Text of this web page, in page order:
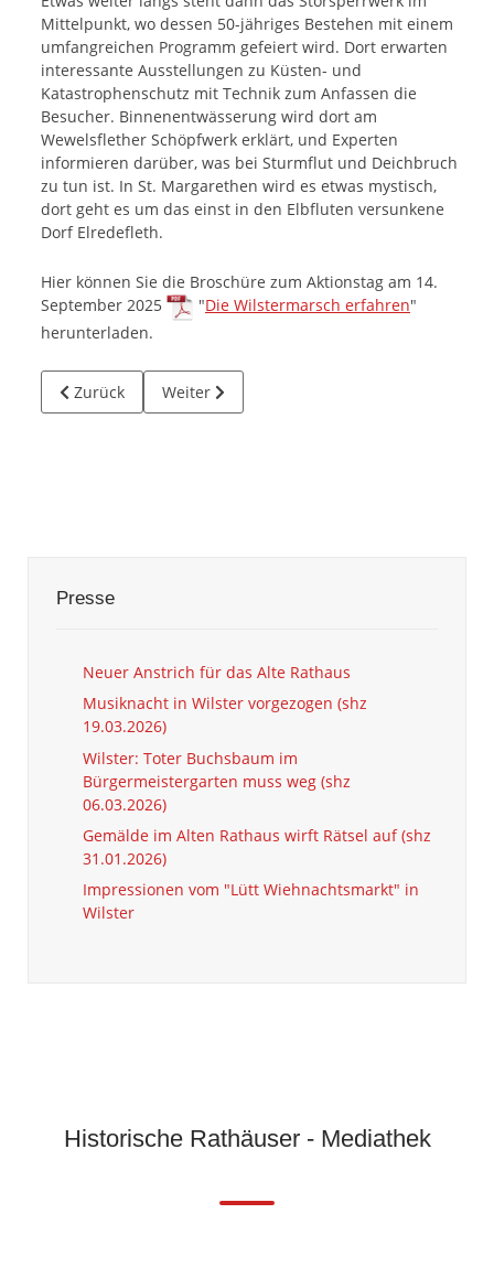
Mittelpunkt, wo dessen 50-jähriges Bestehen mit einem
umfangreichen Programm gefeiert wird. Dort erwarten
interessante Ausstellungen zu Küsten- und
Katastrophenschutz mit Technik zum Anfassen die
Besucher. Binnenentwässerung wird dort am
Wewelsflether Schöpfwerk erklärt, und Experten
informieren darüber, was bei Sturmflut und Deichbruch
zu tun ist. In St. Margarethen wird es etwas mystisch,
dort geht es um das einst in den Elbfluten versunkene
Dorf Elredefleth.
Hier können Sie die Broschüre zum Aktionstag am 14.
September 2025
"Die Wilstermarsch erfahren"
herunterladen.
Vorheriger Beitrag: Als in Wilster Holzschiffe gebaut
Zurück Nächster Beitrag: Neuer Anstrich der
Weiter
Presse
Neuer Anstrich für das Alte Rathaus
Musiknacht in Wilster vorgezogen (shz
19.03.2026)
Wilster: Toter Buchsbaum im
Bürgermeistergarten muss weg (shz
06.03.2026)
Gemälde im Alten Rathaus wirft Rätsel auf (shz
31.01.2026)
Impressionen vom "Lütt Wiehnachtsmarkt" in
Wilster
Historische Rathäuser - Mediathek